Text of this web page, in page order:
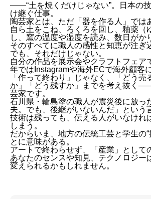
――“土を焼くだけじゃない”。日本の
け継ぐ仕事。
陶芸家とは、ただ「器を作る人」では
自ら土をこね、ろくろを回し、釉薬（
し、窯の温度や湿度を読み、数日がか
そのすべてに職人の感性と知恵が注ぎ
でも、それだけじゃない。
自分の作品を展示会やクラフトフェア
年ではInstagramや海外ECで海外顧客
「作って終わり」じゃなく、「どう売
か」「どう残すか」までを考え抜く
芸家です。
石川県・輪島塗の職人が震災後に放っ
夫。でも、後継がいないんだ」という
技術は残っても、伝える人がいなけれ
しまう。
だからいま、地方の伝統工芸と学生の“
とに意味がある。
アートで終わらせず、「産業」として
あなたのセンスや知見、テクノロジー
変えられるかもしれません。